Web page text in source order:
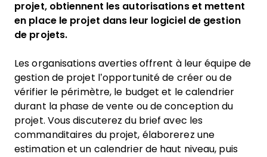
projet, obtiennent les autorisations et mettent
en place le projet dans leur logiciel de gestion
de projets.
Les organisations averties offrent à leur équipe de
gestion de projet l’opportunité de créer ou de
vérifier le périmètre, le budget et le calendrier
durant la phase de vente ou de conception du
projet. Vous discuterez du brief avec les
commanditaires du projet, élaborerez une
estimation et un calendrier de haut niveau, puis